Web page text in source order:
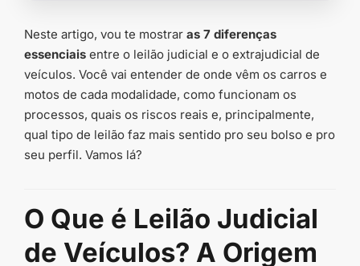
Neste artigo, vou te mostrar as 7 diferenças
essenciais entre o leilão judicial e o extrajudicial de
veículos. Você vai entender de onde vêm os carros e
motos de cada modalidade, como funcionam os
processos, quais os riscos reais e, principalmente,
qual tipo de leilão faz mais sentido pro seu bolso e pro
seu perfil. Vamos lá?
O Que é Leilão Judicial
de Veículos? A Origem